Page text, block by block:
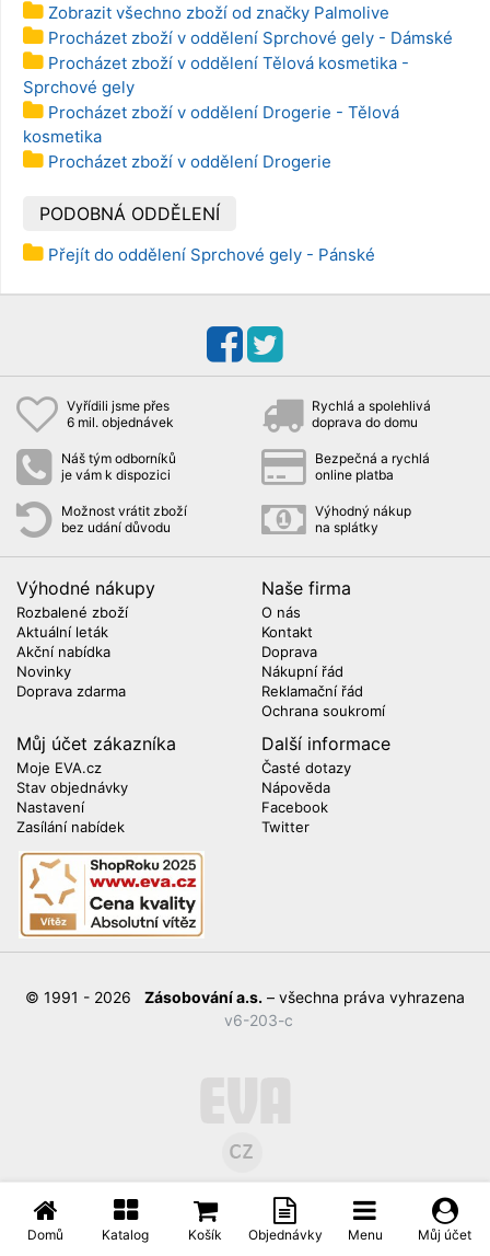
Domů Katalog Košík Objednávky Menu Můj účet
Zobrazit všechno zboží od značky Palmolive
Procházet zboží v oddělení Sprchové gely - Dámské
Procházet zboží v oddělení Tělová kosmetika -
Sprchové gely
Procházet zboží v oddělení Drogerie - Tělová
kosmetika
Procházet zboží v oddělení Drogerie
PODOBNÁ ODDĚLENÍ
Přejít do oddělení Sprchové gely - Pánské
Vyřídili jsme přes
6 mil. objednávek
Rychlá a spolehlivá
doprava do domu
Náš tým odborníků
je vám k dispozici
Bezpečná a rychlá
online platba
Možnost vrátit zboží
bez udání důvodu
Výhodný nákup
na splátky
Výhodné nákupy
Rozbalené zboží
Aktuální leták
Akční nabídka
Novinky
Doprava zdarma
Naše firma
O nás
Kontakt
Doprava
Nákupní řád
Reklamační řád
Ochrana soukromí
Můj účet zákazníka
Moje EVA.cz
Stav objednávky
Nastavení
Zasílání nabídek
Další informace
Časté dotazy
Nápověda
Facebook
Twitter
© 1991 - 2026 Zásobování a.s. – všechna práva vyhrazena
v6-203-c